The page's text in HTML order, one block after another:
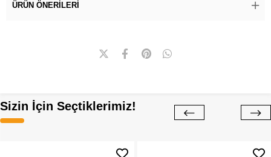
ÜRÜN ÖNERILERI
Sizin İçin Seçtiklerimiz!